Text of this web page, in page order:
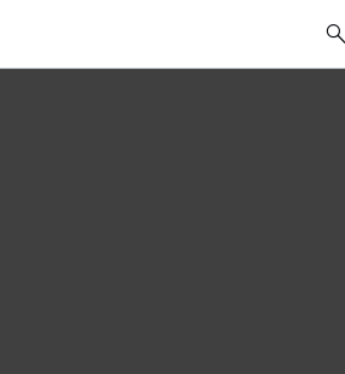
search